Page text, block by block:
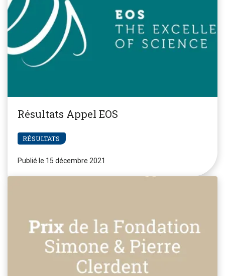
Résultats Appel EOS
RÉSULTATS
Publié le 15 décembre 2021